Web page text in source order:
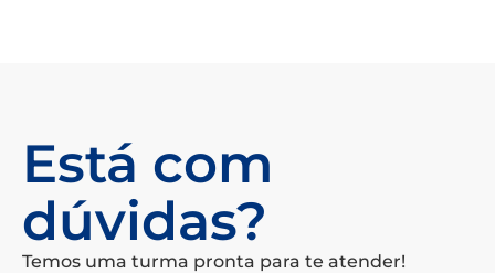
Está com
dúvidas?
Temos uma turma pronta para te atender!